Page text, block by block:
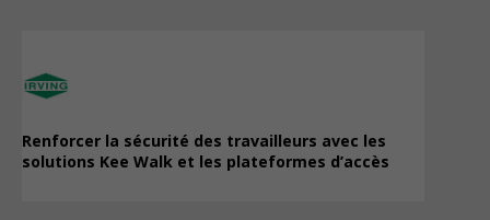
Renforcer la sécurité des travailleurs avec les
solutions Kee Walk et les plateformes d’accès